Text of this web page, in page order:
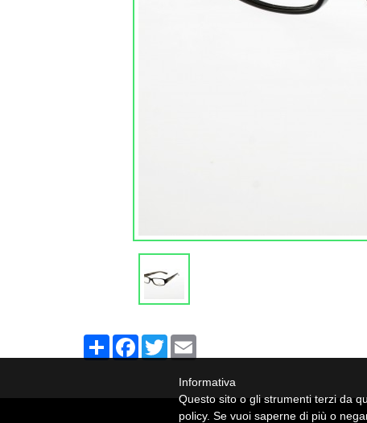
Share Facebook
Twitter
Informativa
Questo sito o gli strumenti terzi da
policy. Se vuoi saperne di più o